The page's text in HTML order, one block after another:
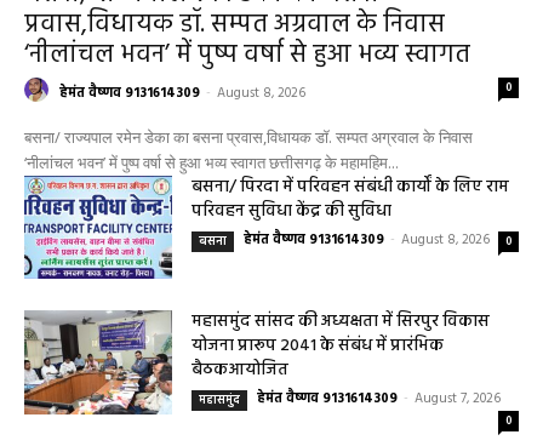
प्रवास,विधायक डॉ. सम्पत अग्रवाल के निवास
‘नीलांचल भवन’ में पुष्प वर्षा से हुआ भव्य स्वागत
हेमंत वैष्णव 9131614309 - August 8, 2026 0
बसना/ राज्यपाल रमेन डेका का बसना प्रवास,विधायक डॉ. सम्पत अग्रवाल के निवास
‘नीलांचल भवन’ में पुष्प वर्षा से हुआ भव्य स्वागत छत्तीसगढ़ के महामहिम...
बसना/ पिरदा में परिवहन संबंधी कार्यों के लिए राम
परिवहन सुविधा केंद्र की सुविधा
बसना हेमंत वैष्णव 9131614309 - August 8, 2026 0
महासमुंद सांसद की अध्यक्षता में सिरपुर विकास
योजना प्रारूप 2041 के संबंध में प्रारंभिक
बैठकआयोजित
महासमुंद हेमंत वैष्णव 9131614309 - August 7, 2026
0